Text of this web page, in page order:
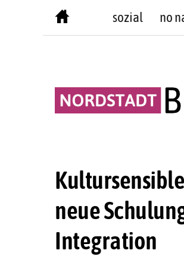
sozial no
neue
Integration